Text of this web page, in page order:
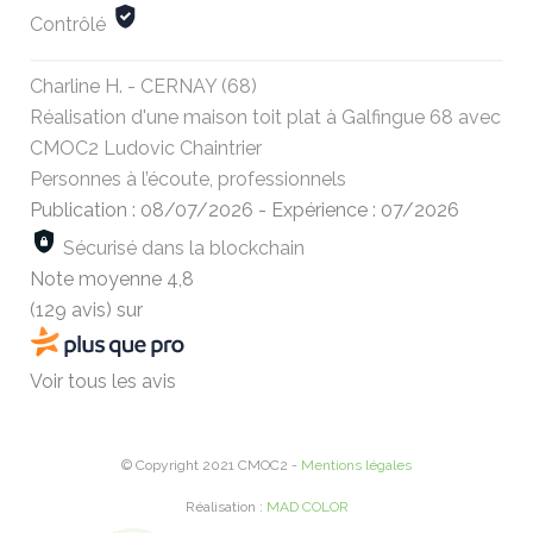
Contrôlé
Charline H. - CERNAY (68)
Réalisation d'une maison toit plat à Galfingue 68 avec
CMOC2 Ludovic Chaintrier
Personnes à l’écoute, professionnels
Publication : 08/07/2026 - Expérience : 07/2026
Sécurisé dans la blockchain
Note moyenne 4,8
(129 avis) sur
Voir tous les avis
© Copyright 2021 CMOC2 - Mentions légales
Réalisation : MAD COLOR